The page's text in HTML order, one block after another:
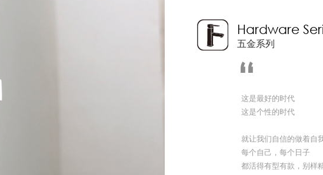
Hardware
五金系列
“
这是最好的时代
这是个性的时代
就让我们自信的做着自
每个自己，每个日子
都活得有型有款，别样